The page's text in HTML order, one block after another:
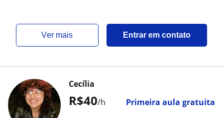
ver mais Entrar em contato
R$40/h Primeira aula gratuita
Cecília